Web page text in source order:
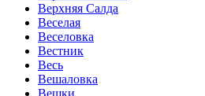
Верхняя Салда
Веселая
Веселовка
Вестник
Весь
Вешаловка
Вешки